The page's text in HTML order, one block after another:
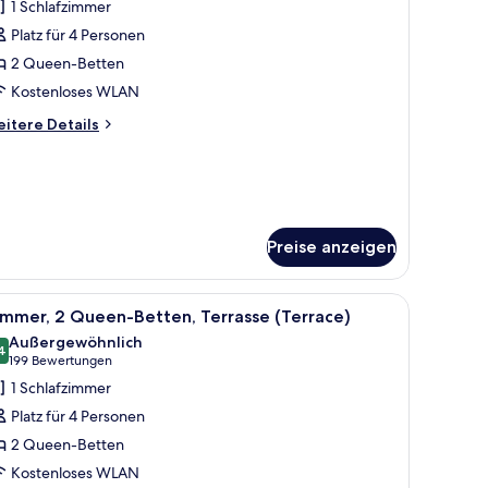
1 Schlafzimmer
Platz für 4 Personen
2 Queen-Betten
Kostenloses WLAN
Details
Preise anzeigen
auf die Stadt.
Schreibtisch, einem Stuhl, einem Fernseher und einem Fenster mit Blick
Ein Hotelzimmer mit zwei Betten, einem
5 2 Queen-Betten, Terrasse (Terrace)
von 10
Außergewöhnlich
199 Bewertungen
(199
Bewertungen)
1 Schlafzimmer
Platz für 4 Personen
2 Queen-Betten
Kostenloses WLAN